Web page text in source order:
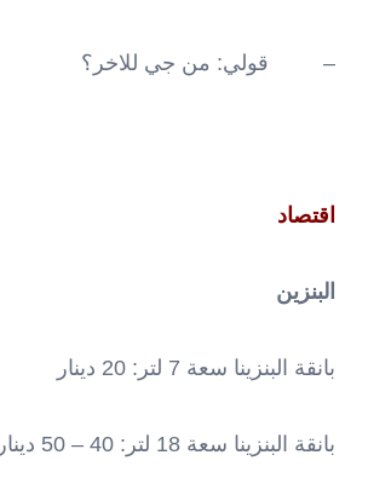
– قولي: من جي للاخر؟
اقتصاد
البنزين
بانقة البنزينا سعة 7 لتر: 20 دينار
بانقة البنزينا سعة 18 لتر: 40 – 50 دينار.